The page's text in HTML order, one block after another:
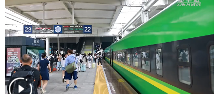
科技 科创 量子 体育
文化 书画 健康 军事
访谈 视频 图片 政务
法律 中央文件 金融 汽车